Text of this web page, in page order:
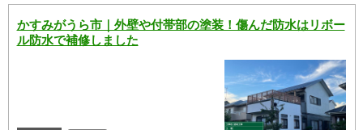
かすみがうら市｜外壁や付帯部の塗装！傷んだ防水はリボー
ル防水で補修しました